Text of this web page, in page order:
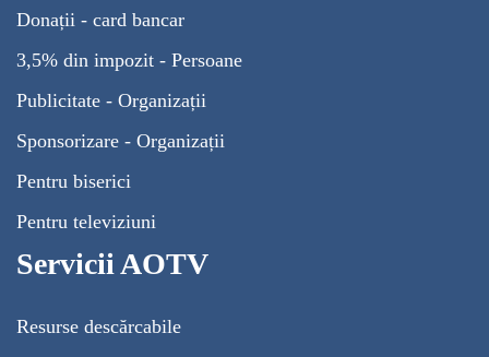
Donații - card bancar
3,5% din impozit - Persoane
Publicitate - Organizații
Sponsorizare - Organizații
Pentru biserici
Pentru televiziuni
Servicii AOTV
Resurse descărcabile